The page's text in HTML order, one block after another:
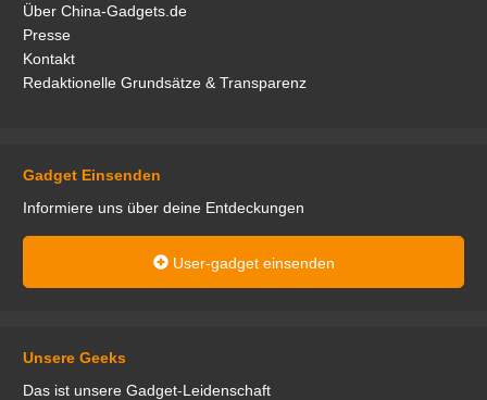
Über China-Gadgets.de
Presse
Kontakt
Redaktionelle Grundsätze & Transparenz
Gadget Einsenden
Informiere uns über deine Entdeckungen
User-gadget einsenden
Unsere Geeks
Das ist unsere Gadget-Leidenschaft